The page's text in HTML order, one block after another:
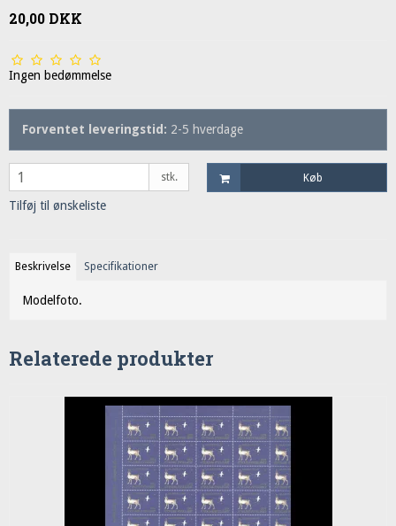
20,00 DKK
Ingen bedømmelse
Forventet leveringstid: 2-5 hverdage
stk. Køb
Tilføj til ønskeliste
Beskrivelse Specifikationer
Modelfoto.
Relaterede produkter